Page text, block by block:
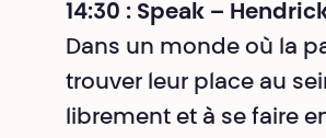
14:30 : Speak –
Dans un monde où la
trouver leur place au
librement et à se faire